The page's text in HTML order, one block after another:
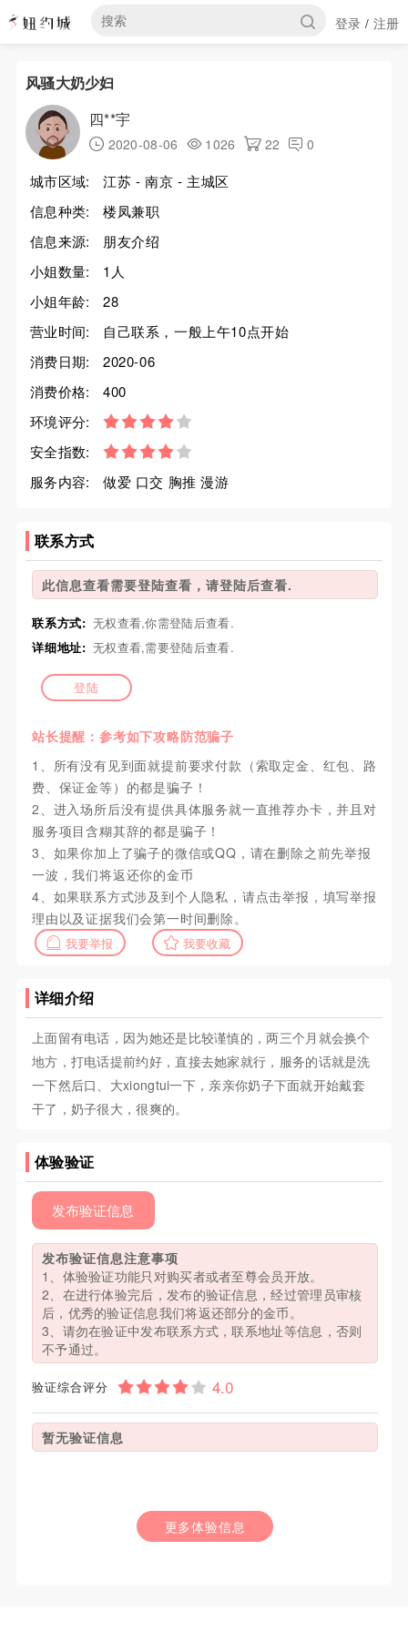
登录 / 注册
风骚大奶少妇
四**宇
2020-08-06 1026 22 0
城市区域:
江苏 - 南京 - 主城区
信息种类:
楼凤兼职
信息来源:
朋友介绍
小姐数量:
1人
小姐年龄:
28
营业时间:
自己联系，一般上午10点开始
消费日期:
2020-06
消费价格:
400
环境评分:
安全指数:
服务内容:
做爱 口交 胸推 漫游
联系方式
此信息查看需要登陆查看，请登陆后查看.
联系方式: 无权查看,你需登陆后查看.
详细地址: 无权查看,需要登陆后查看.
登陆
站长提醒：参考如下攻略防范骗子
1、所有没有见到面就提前要求付款（索取定金、红包、路
费、保证金等）的都是骗子！
2、进入场所后没有提供具体服务就一直推荐办卡，并且对
服务项目含糊其辞的都是骗子！
3、如果你加上了骗子的微信或QQ，请在删除之前先举报
一波，我们将返还你的金币
4、如果联系方式涉及到个人隐私，请点击举报，填写举报
理由以及证据我们会第一时间删除。
我要举报 我要收藏
详细介绍
上面留有电话，因为她还是比较谨慎的，两三个月就会换个
地方，打电话提前约好，直接去她家就行，服务的话就是洗
一下然后口、大xiongtui一下，亲亲你奶子下面就开始戴套
干了，奶子很大，很爽的。
体验验证
发布验证信息
发布验证信息注意事项
1、体验验证功能只对购买者或者至尊会员开放。
2、在进行体验完后，发布的验证信息，经过管理员审核
后，优秀的验证信息我们将返还部分的金币。
3、请勿在验证中发布联系方式，联系地址等信息，否则
不予通过。
验证综合评分
暂无验证信息
更多体验信息